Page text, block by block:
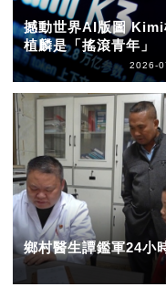
撼動世界AI版圖 Kimi
植麟是「搖滾青年」
2026-
鄉村醫生譚鑑軍24小